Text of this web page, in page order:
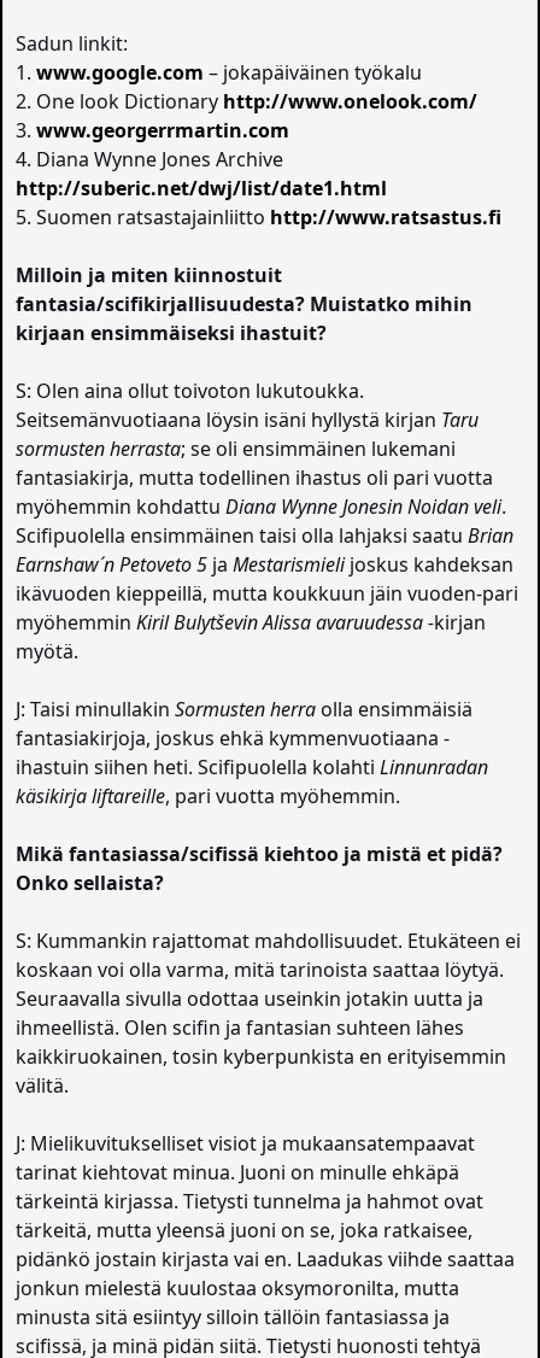
Sadun linkit:
1.www.google.com – jokapäiväinen työkalu
2. One look Dictionary http://www.onelook.com/
3.www.georgerrmartin.com
4. Diana Wynne Jones Archive
http://suberic.net/dwj/list/date1.html
5. Suomen ratsastajainliitto http://www.ratsastus.fi
Milloin ja miten kiinnostuit
fantasia/scifikirjallisuudesta? Muistatko mihin
kirjaan ensimmäiseksi ihastuit?
S: Olen aina ollut toivoton lukutoukka.
Seitsemänvuotiaana löysin isäni hyllystä kirjan Taru
sormusten herrasta; se oli ensimmäinen lukemani
fantasiakirja, mutta todellinen ihastus oli pari vuotta
myöhemmin kohdattuDiana Wynne Jonesin Noidan veli.
Scifipuolella ensimmäinen taisi olla lahjaksi saatuBrian
Earnshaw´n Petoveto 5 jaMestarismielijoskus kahdeksan
ikävuoden kieppeillä, mutta koukkuun jäin vuoden-pari
myöhemminKiril Bulytševin Alissa avaruudessa -kirjan
myötä.
J: Taisi minullakinSormusten herraolla ensimmäisiä
fantasiakirjoja, joskus ehkä kymmenvuotiaana -
ihastuin siihen heti. Scifipuolella kolahtiLinnunradan
käsikirja liftareille, pari vuotta myöhemmin.
Mikä fantasiassa/scifissä kiehtoo ja mistä et pidä?
Onko sellaista?
S: Kummankin rajattomat mahdollisuudet. Etukäteen ei
koskaan voi olla varma, mitä tarinoista saattaa löytyä.
Seuraavalla sivulla odottaa useinkin jotakin uutta ja
ihmeellistä. Olen scifin ja fantasian suhteen lähes
kaikkiruokainen, tosin kyberpunkista en erityisemmin
välitä.
J: Mielikuvitukselliset visiot ja mukaansatempaavat
tarinat kiehtovat minua. Juoni on minulle ehkäpä
tärkeintä kirjassa. Tietysti tunnelma ja hahmot ovat
tärkeitä, mutta yleensä juoni on se, joka ratkaisee,
pidänkö jostain kirjasta vai en. Laadukas viihde saattaa
jonkun mielestä kuulostaa oksymoronilta, mutta
minusta sitä esiintyy silloin tällöin fantasiassa ja
scifissä, ja minä pidän siitä. Tietysti huonosti tehtyä